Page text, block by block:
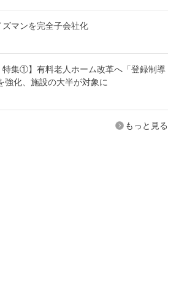
マンを完全子会社化
特集①】有料老人ホーム改革へ「登録制導
強化、施設の大半が対象に
もっと見る